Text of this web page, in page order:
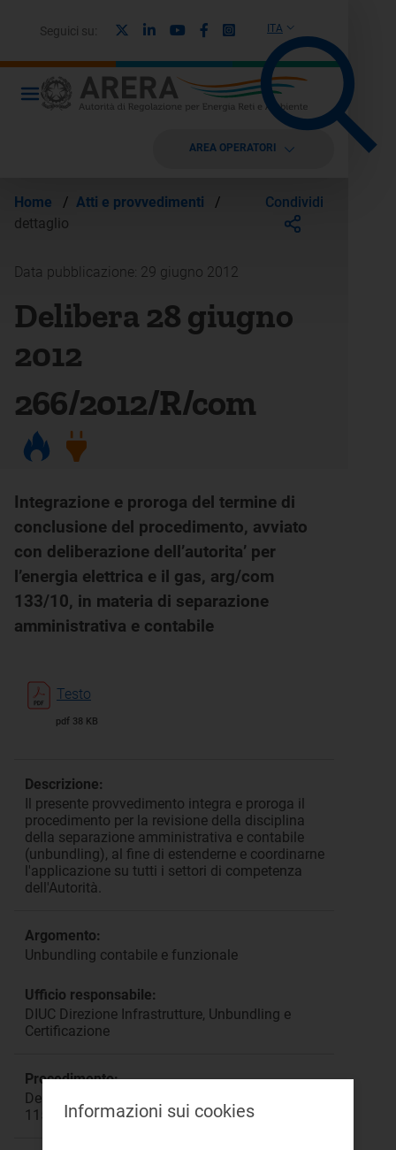
ITA
Seguici su: LinkedinYoutubeFacebook
Instagram
AREA OPERATORI
Home / Atti e provvedimenti
/
dettaglio
Condividi
Data pubblicazione: 29 giugno 2012
Delibera 28 giugno
2012
266/2012/R/com
Integrazione e proroga del termine di
conclusione del procedimento, avviato
con deliberazione dell’autorita’ per
l’energia elettrica e il gas, arg/com
133/10, in materia di separazione
amministrativa e contabile
Testo
pdf 38 KB
Descrizione:
Il presente provvedimento integra e proroga il
procedimento per la revisione della disciplina
della separazione amministrativa e contabile
(unbundling), al fine di estenderne e coordinarne
l'applicazione su tutti i settori di competenza
dell'Autorità.
Argomento:
Unbundling contabile e funzionale
Ufficio responsabile:
DIUC Direzione Infrastrutture, Unbundling e
Certificazione
Procedimento:
Deliberazioni: ARG/com 133/10; ARG/com
115/11Informazioni sui cookies